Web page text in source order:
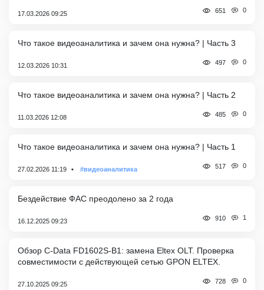
17.03.2026 09:25 651 0
Что такое видеоаналитика и зачем она нужна? | Часть 3
12.03.2026 10:31 497 0
Что такое видеоаналитика и зачем она нужна? | Часть 2
11.03.2026 12:08 485 0
Что такое видеоаналитика и зачем она нужна? | Часть 1
27.02.2026 11:19 #видеоаналитика 517 0
Бездействие ФАС преодолено за 2 года
16.12.2025 09:23 910 1
Обзор C-Data FD1602S-B1: замена Eltex OLT. Проверка
совместимости с действующей сетью GPON ELTEX.
27.10.2025 09:25 728 0